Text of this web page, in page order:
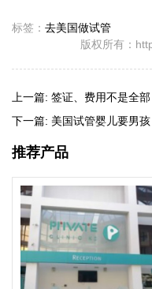
标签： 去美国做试管
版权所有：
上一篇: 签证、费用不是全
下一篇: 美国试管婴儿要男
推荐产品